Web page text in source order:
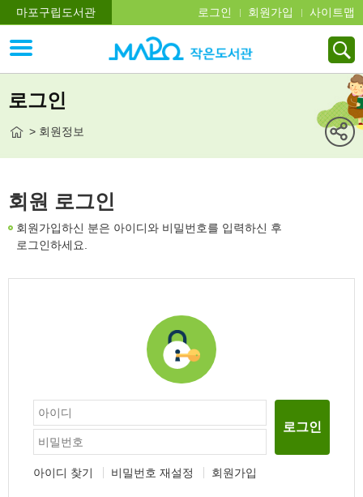
마포구립도서관 로그인 회원가입 사이트맵
로그인
> 회원정보
회원 로그인
회원가입하신 분은 아이디와 비밀번호를 입력하신 후
로그인하세요.
로그인
아이디 찾기 비밀번호 재설정 회원가입